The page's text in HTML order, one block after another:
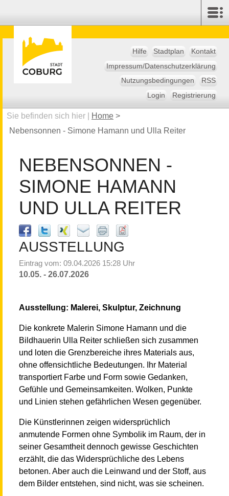
Hilfe Stadtplan
Kontakt
Impressum/Datenschutzerklärung
Nutzungsbedingungen
RSS
Login
Registrierung
Sie befinden sich hier | Home >
Nebensonnen - Simone Hamann und Ulla Reiter
NEBENSONNEN -
SIMONE HAMANN
UND ULLA REITER
AUSSTELLUNG
Eintrag vom: 09.04.2026 15:28 Uhr
10.05. - 26.07.2026
Ausstellung: Malerei, Skulptur, Zeichnung
Die konkrete Malerin Simone Hamann und die
Bildhauerin Ulla Reiter schließen sich zusammen
und loten die Grenzbereiche ihres Materials aus,
ohne offensichtliche Bedeutungen. Ihr Material
transportiert Farbe und Form sowie Gedanken,
Gefühle und Gemeinsamkeiten. Wolken, Punkte
und Linien stehen gefährlichen Wesen gegenüber.
Die Künstlerinnen zeigen widersprüchlich
anmutende Formen ohne Symbolik im Raum, der in
seiner Gesamtheit dennoch gewisse Geschichten
erzählt, die das Widersprüchliche des Lebens
betonen. Aber auch die Leinwand und der Stoff, aus
dem Bilder entstehen, sind nicht, was sie scheinen.